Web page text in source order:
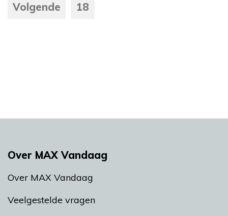
Volgende 18
Over MAX Vandaag
Over MAX Vandaag
Veelgestelde vragen